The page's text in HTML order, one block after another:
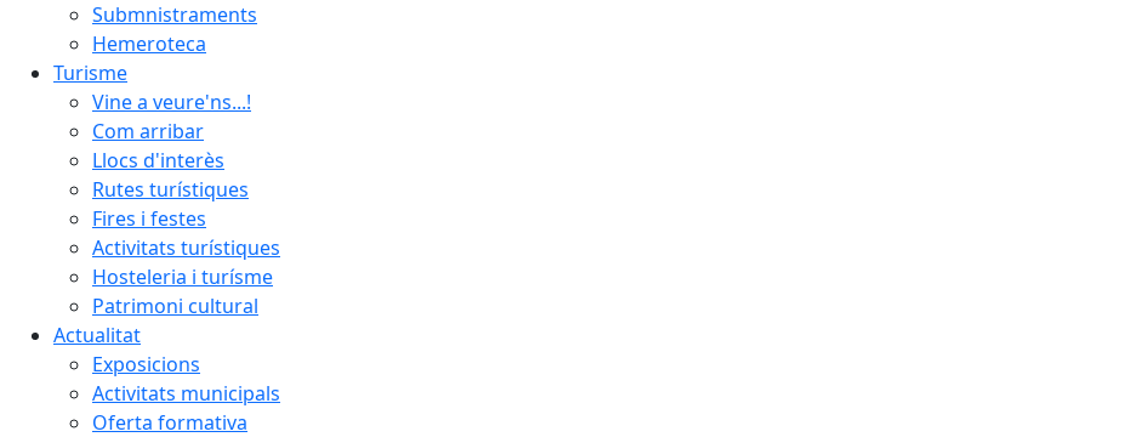
Submnistraments
Hemeroteca
Turisme
Vine a veure'ns...!
Com arribar
Llocs d'interès
Rutes turístiques
Fires i festes
Activitats turístiques
Hosteleria i turísme
Patrimoni cultural
Actualitat
Exposicions
Activitats municipals
Oferta formativa